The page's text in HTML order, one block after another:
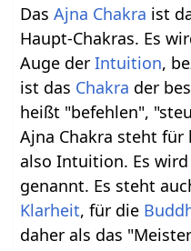
DasAjna Chakra ist
Haupt-Chakras. Es
Auge derIntuition,
ist das Chakra der
heißt "befehlen",
Ajna Chakra steht
also Intuition. Es
genannt. Es steht
Klarheit, für die
daher als das